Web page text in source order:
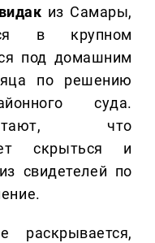
из Самары,
в крупном
под домашним
по решению
суда.
что
скрыться и
свидетелей по
раскрывается,